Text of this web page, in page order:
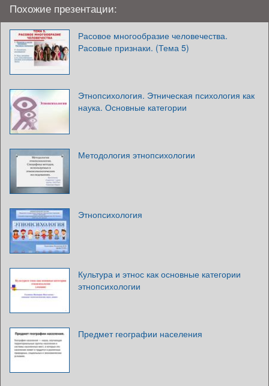
Похожие презентации:
Расовое многообразие человечества.
Расовые признаки. (Тема 5)
Этнопсихология. Этническая психология как
наука. Основные категории
Методология этнопсихологии
Этнопсихология
Культура и этнос как основные категории
этнопсихологии
Предмет географии населения